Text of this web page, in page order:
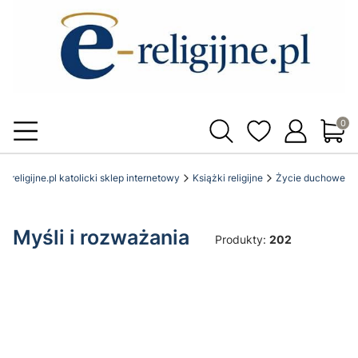
e-religijne.pl katolicki sklep internetowy Książki religijne Życie duchowe
Myśli i rozważania Produkty: 202